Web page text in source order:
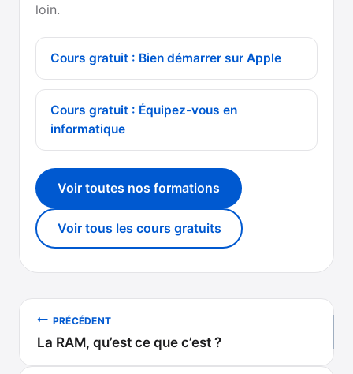
loin.
Cours gratuit : Bien démarrer sur Apple
Cours gratuit : Équipez-vous en
informatique
Voir toutes nos formations
Voir tous les cours gratuits
Navigation
de
PRÉCÉDENT
La RAM, qu’est ce que c’est ?